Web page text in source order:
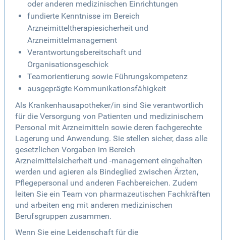
oder anderen medizinischen Einrichtungen
fundierte Kenntnisse im Bereich
Arzneimitteltherapiesicherheit und
Arzneimittelmanagement
Verantwortungsbereitschaft und
Organisationsgeschick
Teamorientierung sowie Führungskompetenz
ausgeprägte Kommunikationsfähigkeit
Als Krankenhausapotheker/in sind Sie verantwortlich
für die Versorgung von Patienten und medizinischem
Personal mit Arzneimitteln sowie deren fachgerechte
Lagerung und Anwendung. Sie stellen sicher, dass alle
gesetzlichen Vorgaben im Bereich
Arzneimittelsicherheit und -management eingehalten
werden und agieren als Bindeglied zwischen Ärzten,
Pflegepersonal und anderen Fachbereichen. Zudem
leiten Sie ein Team von pharmazeutischen Fachkräften
und arbeiten eng mit anderen medizinischen
Berufsgruppen zusammen.
Wenn Sie eine Leidenschaft für die